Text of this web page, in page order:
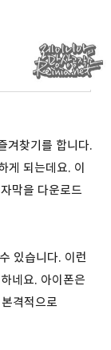
겨찾기를 합니다.
게 되는데요. 이
막을 다운로드
있습니다. 이런
네요. 아이폰은
격적으로